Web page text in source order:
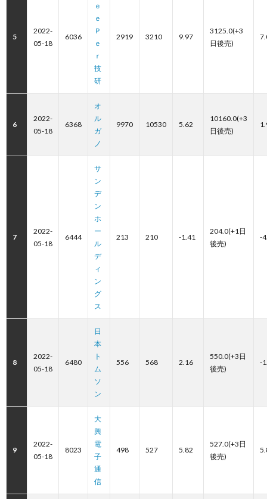
5
2022-
05-18
6036
ｅ
ｅ
Ｐ
ｅ
ｒ
技
研
2919 3210 9.97
3125.0(+3
日後売)
6
2022-
05-18
6368
オ
ル
ガ
ノ
9970 10530 5.62
10160.0(+3
日後売)
7
2022-
05-18
6444
サ
ン
デ
ン
ホ
ー
ル
デ
ィ
ン
グ
ス
213 210 -1.41
204.0(+1日
後売)
-
8
2022-
05-18
6480
日
本
ト
ム
ソ
ン
556 568 2.16
550.0(+3日
後売)
-
9
2022-
05-18
8023
大
興
電
子
通
信
498 527 5.82
527.0(+3日
後売)